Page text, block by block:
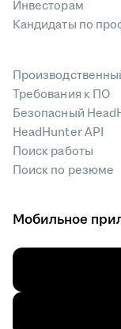
Инвесторам
Кандидаты по
Требования к ПО
Безопасный
HeadHunter API
Поиск работы
Поиск по резюме
Мобильное